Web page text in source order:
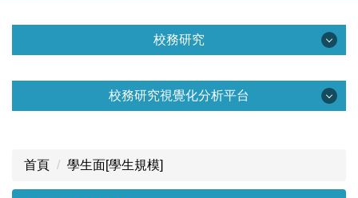
校務研究
校務研究分析
校務研究視覺化分析平台
學生面[考招資料]
首頁 學生面[學生規模]